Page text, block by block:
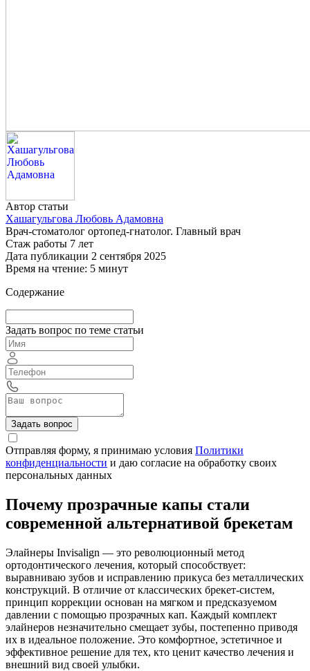
Автор статьи
Хашагульгова Любовь Адамовна
Врач-стоматолог ортопед-гнатолог. Главный врач
Стаж работы 7 лет
Дата публикации 2 сентября 2025
Время на чтение: 5 минут
Содержание
Задать вопрос по теме статьи
Задать вопрос
Отправляя форму, я принимаю условия Политики
конфиденциальности и даю согласие на обработку своих
персональных данных
Почему прозрачные капы стали
современной альтернативой брекетам
Элайнеры Invisalign — это революционный метод
ортодонтического лечения, который способствует:
выравниваю зубов и исправлению прикуса без металлических
конструкций. В отличие от классических брекет-систем,
принцип коррекции основан на мягком и предсказуемом
давлении с помощью прозрачных кап. Каждый комплект
элайнеров незначительно смещает зубы, постепенно приводя
их в идеальное положение. Это комфортное, эстетичное и
эффективное решение для тех, кто ценит качество лечения и
внешний вид своей улыбки.